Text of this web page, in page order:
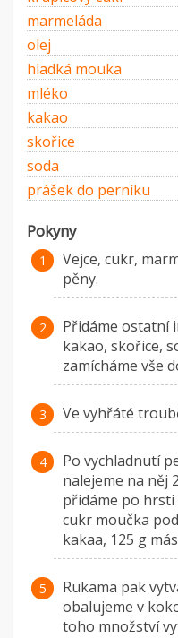
marmeláda
olej
hladká mouka
mléko
kakao
skořice
soda
prášek do perníku
Pokyny
Vejce, cukr,
pěny.
Přidáme ostatní
kakao, skořice,
zamícháme vše
Ve vyhřáté
Po vychladnutí
nalejeme na něj
přidáme po hrsti
cukr moučka
kakaa, 125 g
Rukama pak
obalujeme v
toho množství